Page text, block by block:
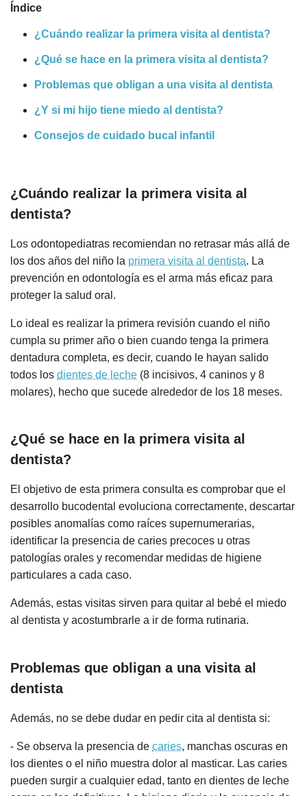
Índice
¿Cuándo realizar la primera visita al dentista?
¿Qué se hace en la primera visita al dentista?
Problemas que obligan a una visita al dentista
¿Y si mi hijo tiene miedo al dentista?
Consejos de cuidado bucal infantil
¿Cuándo realizar la primera visita al
dentista?
Los odontopediatras recomiendan no retrasar más allá de
los dos años del niño la primera visita al dentista. La
prevención en odontología es el arma más eficaz para
proteger la salud oral.
Lo ideal es realizar la primera revisión cuando el niño
cumpla su primer año o bien cuando tenga la primera
dentadura completa, es decir, cuando le hayan salido
todos los dientes de leche (8 incisivos, 4 caninos y 8
molares), hecho que sucede alrededor de los 18 meses.
¿Qué se hace en la primera visita al
dentista?
El objetivo de esta primera consulta es comprobar que el
desarrollo bucodental evoluciona correctamente, descartar
posibles anomalías como raíces supernumerarias,
identificar la presencia de caries precoces u otras
patologías orales y recomendar medidas de higiene
particulares a cada caso.
Además, estas visitas sirven para quitar al bebé el miedo
al dentista y acostumbrarle a ir de forma rutinaria.
Problemas que obligan a una visita al
dentista
Además, no se debe dudar en pedir cita al dentista si:
- Se observa la presencia de caries, manchas oscuras en
los dientes o el niño muestra dolor al masticar. Las caries
pueden surgir a cualquier edad, tanto en dientes de leche